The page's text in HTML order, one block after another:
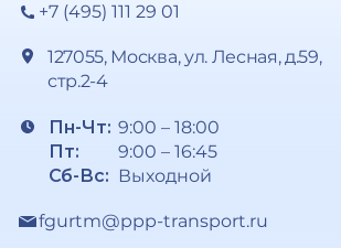
+7 (495) 111 29 01
127055, Москва, ул. Лесная, д.59,
стр.2-4
Пн-Чт:
Пт:
Сб-Вс:
9:00 – 18:00
9:00 – 16:45
Выходной
fgurtm@ppp-transport.ru